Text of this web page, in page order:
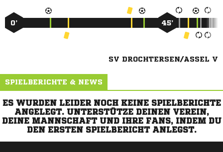
0’ 45’
SV DROCHTERSEN/ASSEL V
SPIELBERICHTE & NEWS
ES WURDEN LEIDER NOCH KEINE SPIELBERICHTE
ANGELEGT. UNTERSTÜTZE DEINEN VEREIN,
DEINE MANNSCHAFT UND IHRE FANS, INDEM DU
DEN ERSTEN SPIELBERICHT ANLEGST.